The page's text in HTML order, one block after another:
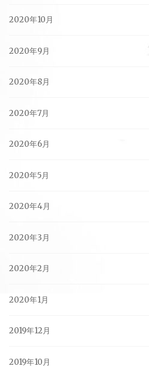
2020年10月
2020年9月
2020年8月
2020年7月
2020年6月
2020年5月
2020年4月
2020年3月
2020年2月
2020年1月
2019年12月
2019年10月